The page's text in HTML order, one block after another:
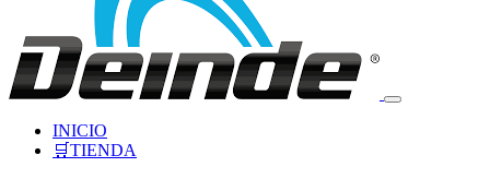
INICIO
🛒TIENDA